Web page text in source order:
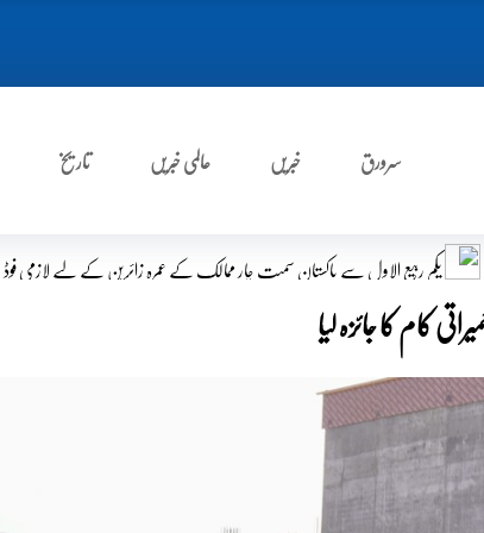
سرورق خبریں عالمی خبریں تاریخ
ممالک کے عمرہ زائرین کے لیے لازمی فوڈ واؤچر متعارف ترکی نے عراق کو 600 میگاواٹ بجلی
کام کا جائزہ لیا